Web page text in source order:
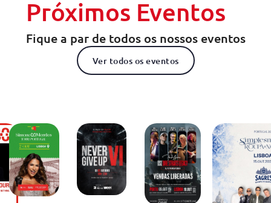
Próximos Eventos
Fique a par de todos os nossos eventos
Ver todos os eventos